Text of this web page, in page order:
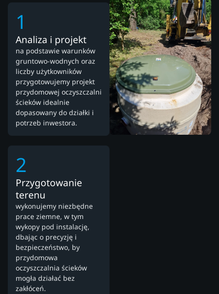
1
Analiza i projekt
na podstawie warunków
gruntowo-wodnych oraz
liczby użytkowników
przygotowujemy projekt
przydomowej oczyszczalni
ścieków idealnie
dopasowany do działki i
potrzeb inwestora.
2
Przygotowanie
terenu
wykonujemy niezbędne
prace ziemne, w tym
wykopy pod instalację,
dbając o precyzję i
bezpieczeństwo, by
przydomowa
oczyszczalnia ścieków
mogła działać bez
zakłóceń.